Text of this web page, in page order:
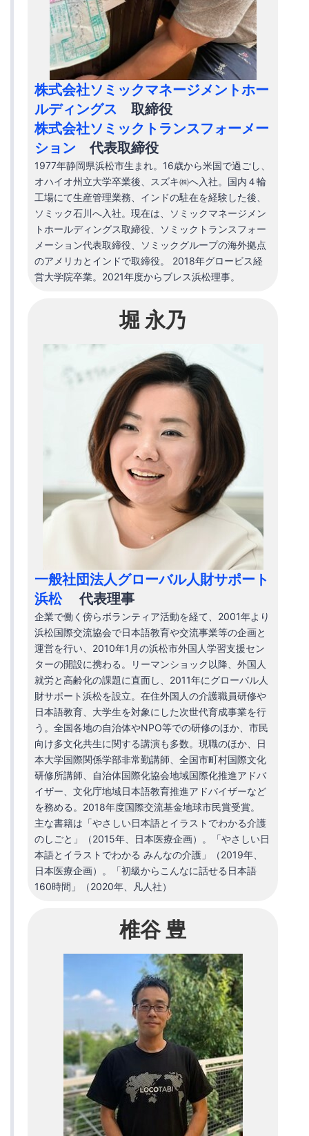
株式会社ソミックマネージメントホー
ルディングス 取締役
株式会社ソミックトランスフォーメー
ション 代表取締役
1977年静岡県浜松市生まれ。16歳から米国で過ごし、
オハイオ州立大学卒業後、スズキ㈱へ入社。国内４輪
工場にて生産管理業務、インドの駐在を経験した後、
ソミック石川へ入社。現在は、ソミックマネージメン
トホールディングス取締役、ソミックトランスフォー
メーション代表取締役、ソミックグループの海外拠点
のアメリカとインドで取締役。 2018年グロービス経
営大学院卒業。2021年度からブレス浜松理事。
堀 永乃
一般社団法人グローバル人財サポート
浜松
代表理事
企業で働く傍らボランティア活動を経て、2001年より
浜松国際交流協会で日本語教育や交流事業等の企画と
運営を行い、2010年1月の浜松市外国人学習支援セン
ターの開設に携わる。リーマンショック以降、外国人
就労と高齢化の課題に直面し、2011年にグローバル人
財サポート浜松を設立。在住外国人の介護職員研修や
日本語教育、大学生を対象にした次世代育成事業を行
う。全国各地の自治体やNPO等での研修のほか、市民
向け多文化共生に関する講演も多数。現職のほか、日
本大学国際関係学部非常勤講師、全国市町村国際文化
研修所講師、自治体国際化協会地域国際化推進アドバ
イザー、文化庁地域日本語教育推進アドバイザーなど
を務める。2018年度国際交流基金地球市民賞受賞。
主な書籍は「やさしい日本語とイラストでわかる介護
のしごと」（2015年、日本医療企画）。「やさしい日
本語とイラストでわかる みんなの介護」（2019年、
日本医療企画）。「初級からこんなに話せる日本語
160時間」（2020年、凡人社）
椎谷 豊